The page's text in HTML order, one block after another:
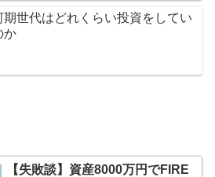
期世代はどれくらい投資をしてい
か
【失敗談】資産8000万円でFIRE